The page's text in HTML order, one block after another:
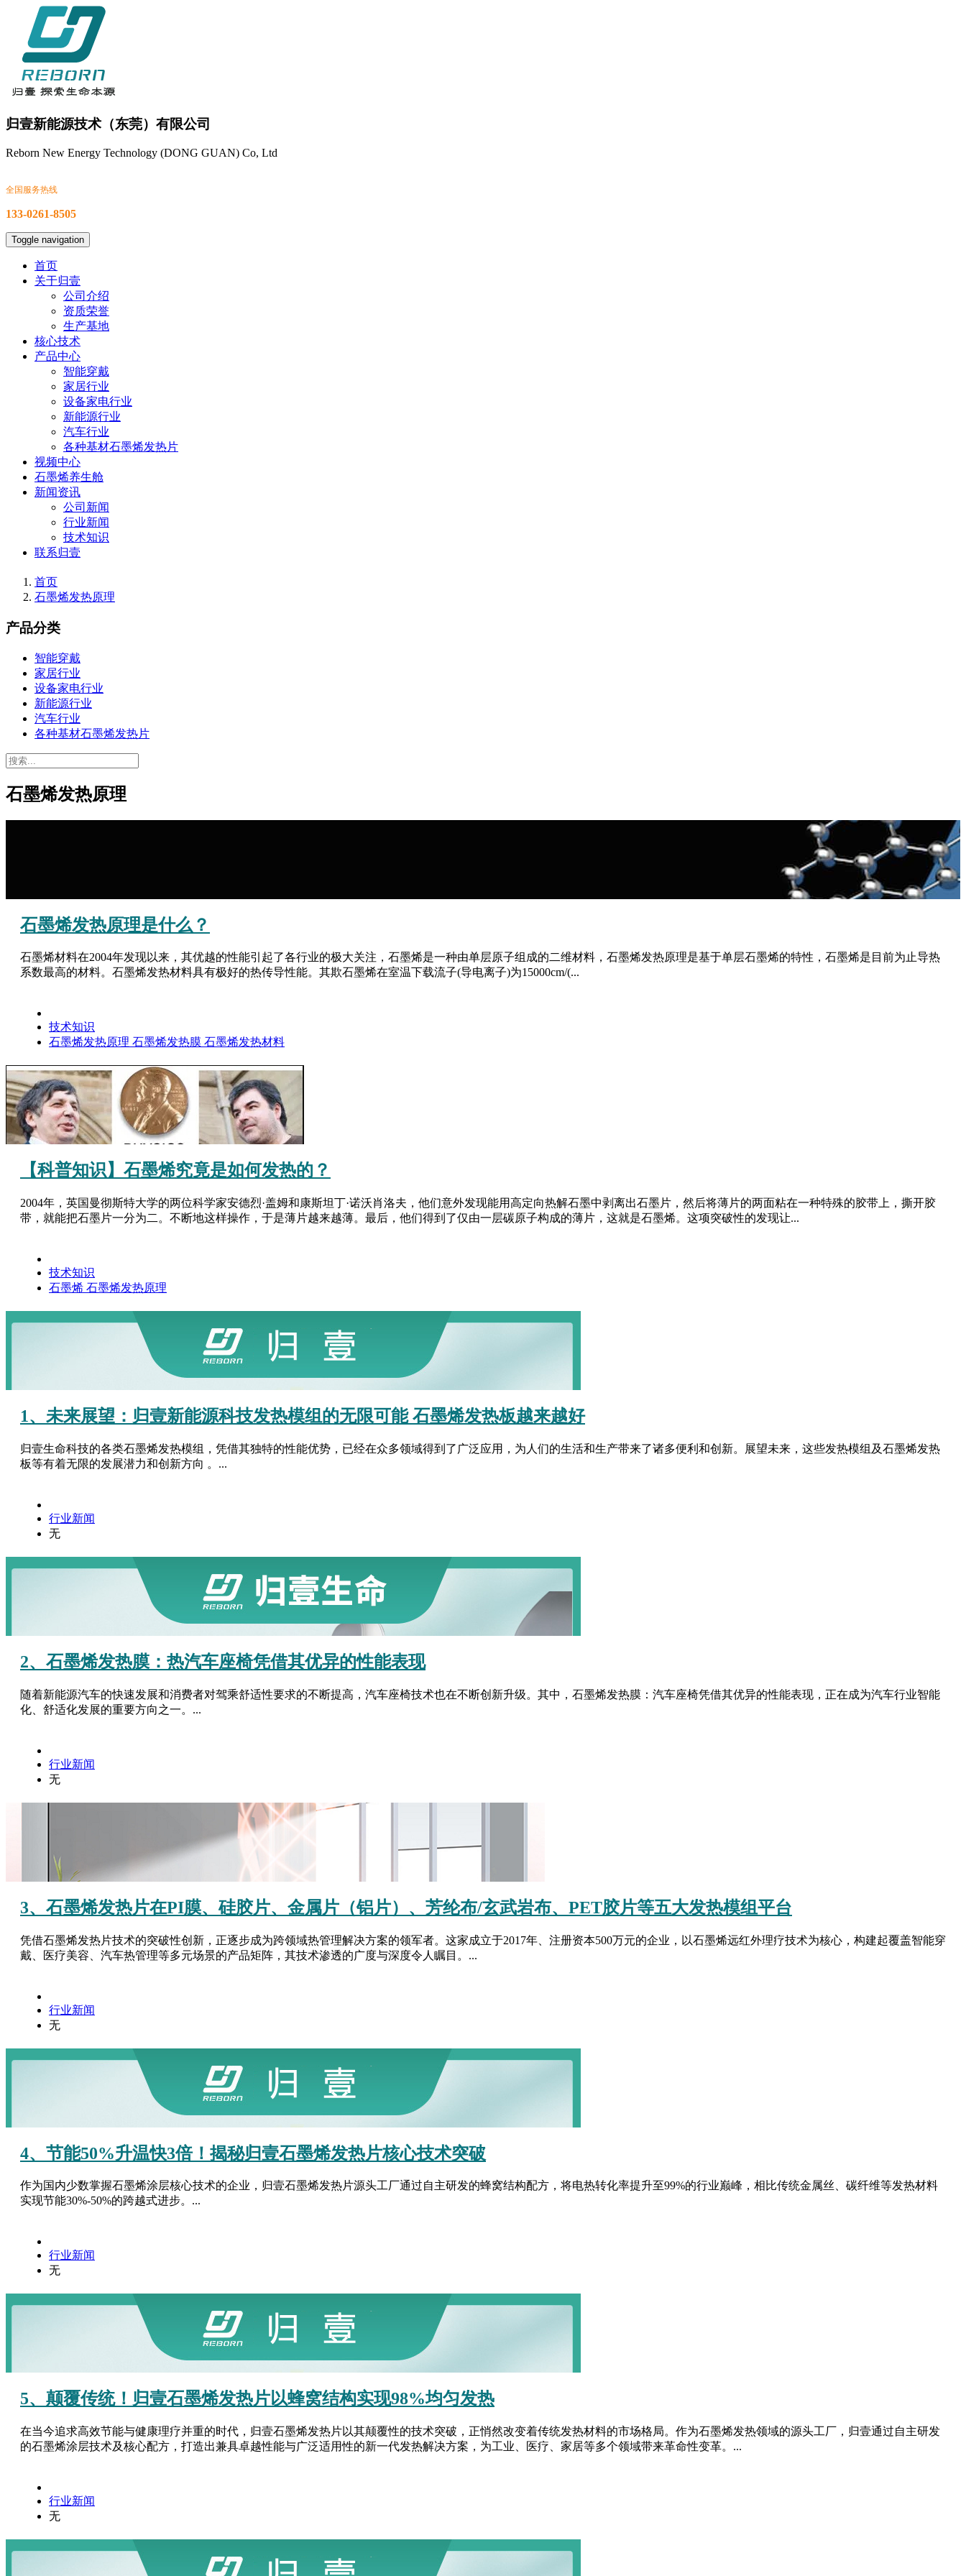
归壹新能源技术（东莞）有限公司
Reborn New Energy Technology (DONG GUAN) Co, Ltd
全国服务热线
133-0261-8505
Toggle navigation
首页
关于归壹
公司介绍
资质荣誉
生产基地
核心技术
产品中心
智能穿戴
家居行业
设备家电行业
新能源行业
汽车行业
各种基材石墨烯发热片
视频中心
石墨烯养生舱
新闻资讯
公司新闻
行业新闻
技术知识
联系归壹
首页
石墨烯发热原理
产品分类
智能穿戴
家居行业
设备家电行业
新能源行业
汽车行业
各种基材石墨烯发热片
石墨烯发热原理
石墨烯发热原理是什么？
石墨烯材料在2004年发现以来，其优越的性能引起了各行业的极大关注，石墨烯是一种由单层原子组成的二维材料，石墨烯发热原理是基于单层石墨烯的特性，石墨烯是目前为止导热
系数最高的材料。石墨烯发热材料具有极好的热传导性能。其欺石墨烯在室温下载流子(导电离子)为15000cm/(...
技术知识
石墨烯发热原理 石墨烯发热膜 石墨烯发热材料
【科普知识】石墨烯究竟是如何发热的？
2004年，英国曼彻斯特大学的两位科学家安德烈·盖姆和康斯坦丁·诺沃肖洛夫，他们意外发现能用高定向热解石墨中剥离出石墨片，然后将薄片的两面粘在一种特殊的胶带上，撕开胶
带，就能把石墨片一分为二。不断地这样操作，于是薄片越来越薄。最后，他们得到了仅由一层碳原子构成的薄片，这就是石墨烯。这项突破性的发现让...
技术知识
石墨烯 石墨烯发热原理
1、未来展望：归壹新能源科技发热模组的无限可能​ 石墨烯发热板越来越好
归壹生命科技的各类石墨烯发热模组，凭借其独特的性能优势，已经在众多领域得到了广泛应用，为人们的生活和生产带来了诸多便利和创新。展望未来，这些发热模组及石墨烯发热
板等有着无限的发展潜力和创新方向 。...
行业新闻
无
2、石墨烯发热膜：热汽车座椅凭借其优异的性能表现
随着新能源汽车的快速发展和消费者对驾乘舒适性要求的不断提高，汽车座椅技术也在不断创新升级。其中，石墨烯发热膜：汽车座椅凭借其优异的性能表现，正在成为汽车行业智能
化、舒适化发展的重要方向之一。...
行业新闻
无
3、石墨烯发热片在PI膜、硅胶片、金属片（铝片）、芳纶布/玄武岩布、PET胶片等五大发热模组平台
凭借石墨烯发热片技术的突破性创新，正逐步成为跨领域热管理解决方案的领军者。这家成立于2017年、注册资本500万元的企业，以石墨烯远红外理疗技术为核心，构建起覆盖智能穿
戴、医疗美容、汽车热管理等多元场景的产品矩阵，其技术渗透的广度与深度令人瞩目。...
行业新闻
无
4、节能50%升温快3倍！揭秘归壹石墨烯发热片核心技术突破
作为国内少数掌握石墨烯涂层核心技术的企业，归壹石墨烯发热片源头工厂通过自主研发的蜂窝结构配方，将电热转化率提升至99%的行业巅峰，相比传统金属丝、碳纤维等发热材料
实现节能30%-50%的跨越式进步。...
行业新闻
无
5、颠覆传统！归壹石墨烯发热片以蜂窝结构实现98%均匀发热
在当今追求高效节能与健康理疗并重的时代，归壹石墨烯发热片以其颠覆性的技术突破，正悄然改变着传统发热材料的市场格局。作为石墨烯发热领域的源头工厂，归壹通过自主研发
的石墨烯涂层技术及核心配方，打造出兼具卓越性能与广泛适用性的新一代发热解决方案，为工业、医疗、家居等多个领域带来革命性变革。...
行业新闻
无